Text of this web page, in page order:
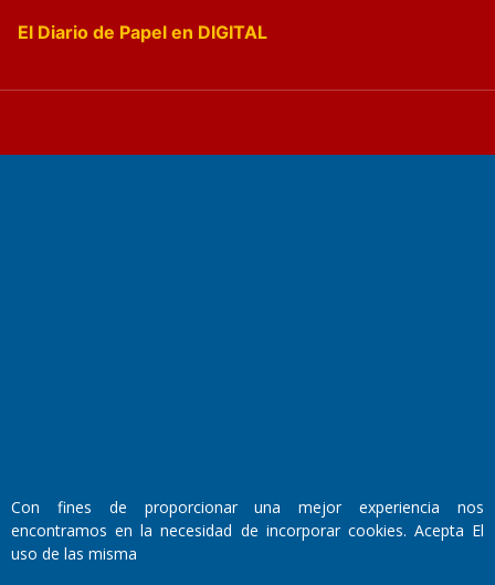
El Diario de Papel en DIGITAL
Domicilio Legal: José Ingenieros 855,
Con fines de proporcionar una mejor experiencia nos
encontramos en la necesidad de incorporar cookies. Acepta El
uso de las misma